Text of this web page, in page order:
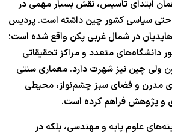
ابتدای تاسیس، نقش بسیار مهمی در
حتی سیاسی کشور چین داشته است. پردیس
در شمال غربی پکن واقع شده است؛
دانشگاه‌های متعدد و مراکز تحقیقاتی
ولی چین نیز شهرت دارد. معماری سنتی
مدرن و فضای سبز چشم‌نواز، محیطی
و پژوهش فراهم کرده است.
علوم پایه و مهندسی، بلکه در